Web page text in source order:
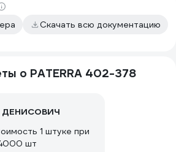
Скачать всю документацию
о PATERRA 402-378
ДЕНИСОВИЧ
1 штуке при
шт